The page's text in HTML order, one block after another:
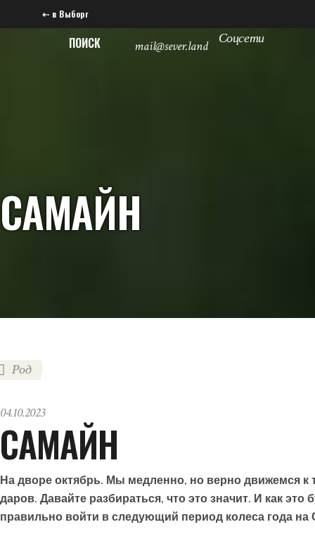
⇠ в Выборг
ПОИСК mail@sever.land Соцсети
САМАЙН
Род
04.10.2023
САМАЙН
На дворе октябрь. Мы медленно, но верно движемся
даров. Давайте разбираться, что это значит. И как
правильно войти в следующий период колеса года на